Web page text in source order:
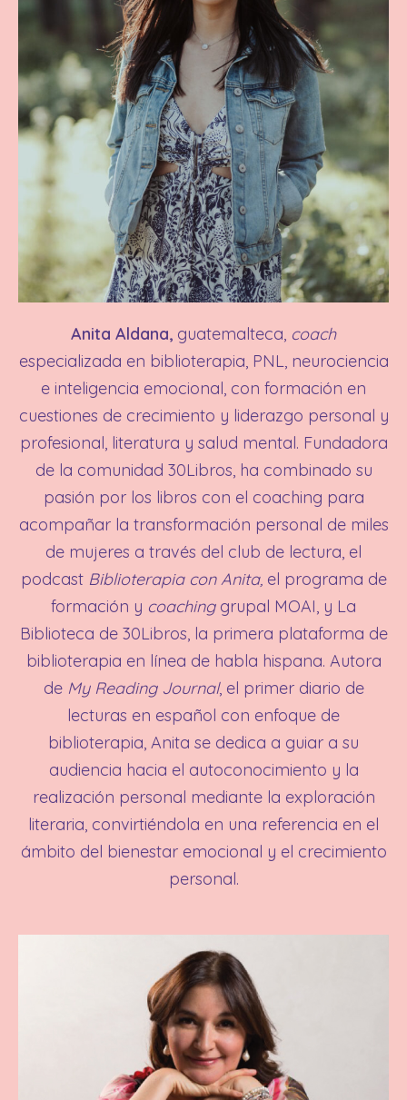
Anita Aldana, guatemalteca, coach
especializada en biblioterapia, PNL, neurociencia
e inteligencia emocional, con formación en
cuestiones de crecimiento y liderazgo personal y
profesional, literatura y salud mental. Fundadora
de la comunidad 30Libros, ha combinado su
pasión por los libros con el coaching para
acompañar la transformación personal de miles
de mujeres a través del club de lectura, el
podcast Biblioterapia con Anita,el programa de
formación y coachinggrupal MOAI, y La
Biblioteca de 30Libros, la primera plataforma de
biblioterapia en línea de habla hispana. Autora
de My Reading Journal, el primer diario de
lecturas en español con enfoque de
biblioterapia, Anita se dedica a guiar a su
audiencia hacia el autoconocimiento y la
realización personal mediante la exploración
literaria, convirtiéndola en una referencia en el
ámbito del bienestar emocional y el crecimiento
personal.